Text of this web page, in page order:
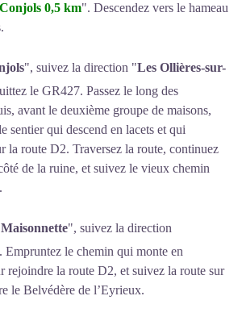
Conjols 0,5 km". Descendez vers le hameau
", suivez la direction "Les Ollières-sur-
le GR427. Passez le long des
avant le deuxième groupe de maisons,
sentier qui descend en lacets et qui
la route D2. Traversez la route, continuez
de la ruine, et suivez le vieux chemin
", suivez la direction
Empruntez le chemin qui monte en
rejoindre la route D2, et suivez la route sur
le Belvédère de l’Eyrieux.